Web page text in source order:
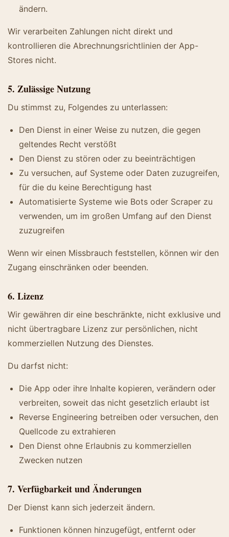
ändern.
Wir verarbeiten Zahlungen nicht direkt und
kontrollieren die Abrechnungsrichtlinien der App-
Stores nicht.
5. Zulässige Nutzung
Du stimmst zu, Folgendes zu unterlassen:
Den Dienst in einer Weise zu nutzen, die gegen
geltendes Recht verstößt
Den Dienst zu stören oder zu beeinträchtigen
Zu versuchen, auf Systeme oder Daten zuzugreifen,
für die du keine Berechtigung hast
Automatisierte Systeme wie Bots oder Scraper zu
verwenden, um im großen Umfang auf den Dienst
zuzugreifen
Wenn wir einen Missbrauch feststellen, können wir den
Zugang einschränken oder beenden.
6. Lizenz
Wir gewähren dir eine beschränkte, nicht exklusive und
nicht übertragbare Lizenz zur persönlichen, nicht
kommerziellen Nutzung des Dienstes.
Du darfst nicht:
Die App oder ihre Inhalte kopieren, verändern oder
verbreiten, soweit das nicht gesetzlich erlaubt ist
Reverse Engineering betreiben oder versuchen, den
Quellcode zu extrahieren
Den Dienst ohne Erlaubnis zu kommerziellen
Zwecken nutzen
7. Verfügbarkeit und Änderungen
Der Dienst kann sich jederzeit ändern.
Funktionen können hinzugefügt, entfernt oder